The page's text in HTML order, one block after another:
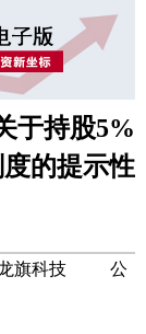
于持股5%
的提示性
旗科技 公